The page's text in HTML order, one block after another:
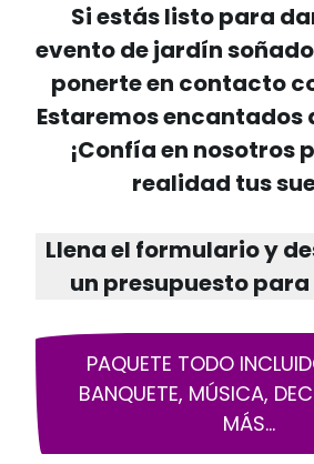
Si estás listo para
evento de jardín
ponerte en contacto
Estaremos encantados
¡Confía en nosotros
realidad tus
Llena el formulario y
un presupuesto
PAQUETE TODO
BANQUETE, MÚSICA,
MÁS…